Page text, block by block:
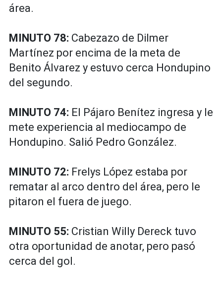
área.
MINUTO 78: Cabezazo de Dilmer
Martínez por encima de la meta de
Benito Álvarez y estuvo cerca Hondupino
del segundo.
MINUTO 74: El Pájaro Benítez ingresa y le
mete experiencia al mediocampo de
Hondupino. Salió Pedro González.
MINUTO 72: Frelys López estaba por
rematar al arco dentro del área, pero le
pitaron el fuera de juego.
MINUTO 55: Cristian Willy Dereck tuvo
otra oportunidad de anotar, pero pasó
cerca del gol.